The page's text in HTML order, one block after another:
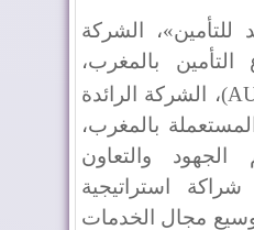
الشركة
بالمغرب،
)، الشركة الرائدة
بالمغرب،
والتعاون
استراتيجية
مجال الخدمات